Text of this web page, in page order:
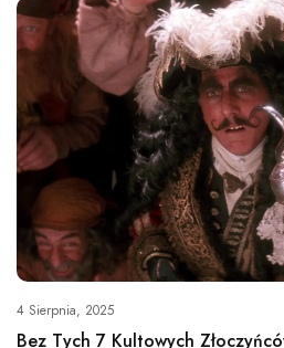
4 Sierpnia, 2025
Bez Tych 7 Kultowych